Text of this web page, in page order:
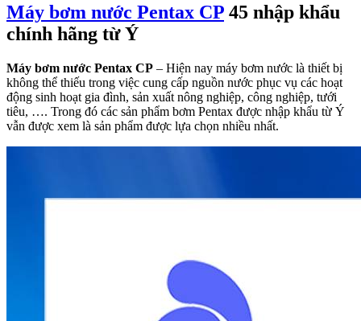
Máy bơm nước Pentax CP 45 nhập khẩu
chính hãng từ Ý
Máy bơm nước Pentax CP – Hiện nay máy bơm nước là thiết bị
không thể thiếu trong việc cung cấp nguồn nước phục vụ các hoạt
động sinh hoạt gia đình, sản xuất nông nghiệp, công nghiệp, tưới
tiêu, …. Trong đó các sản phẩm bơm Pentax được nhập khẩu từ Ý
vẫn được xem là sản phẩm được lựa chọn nhiều nhất.